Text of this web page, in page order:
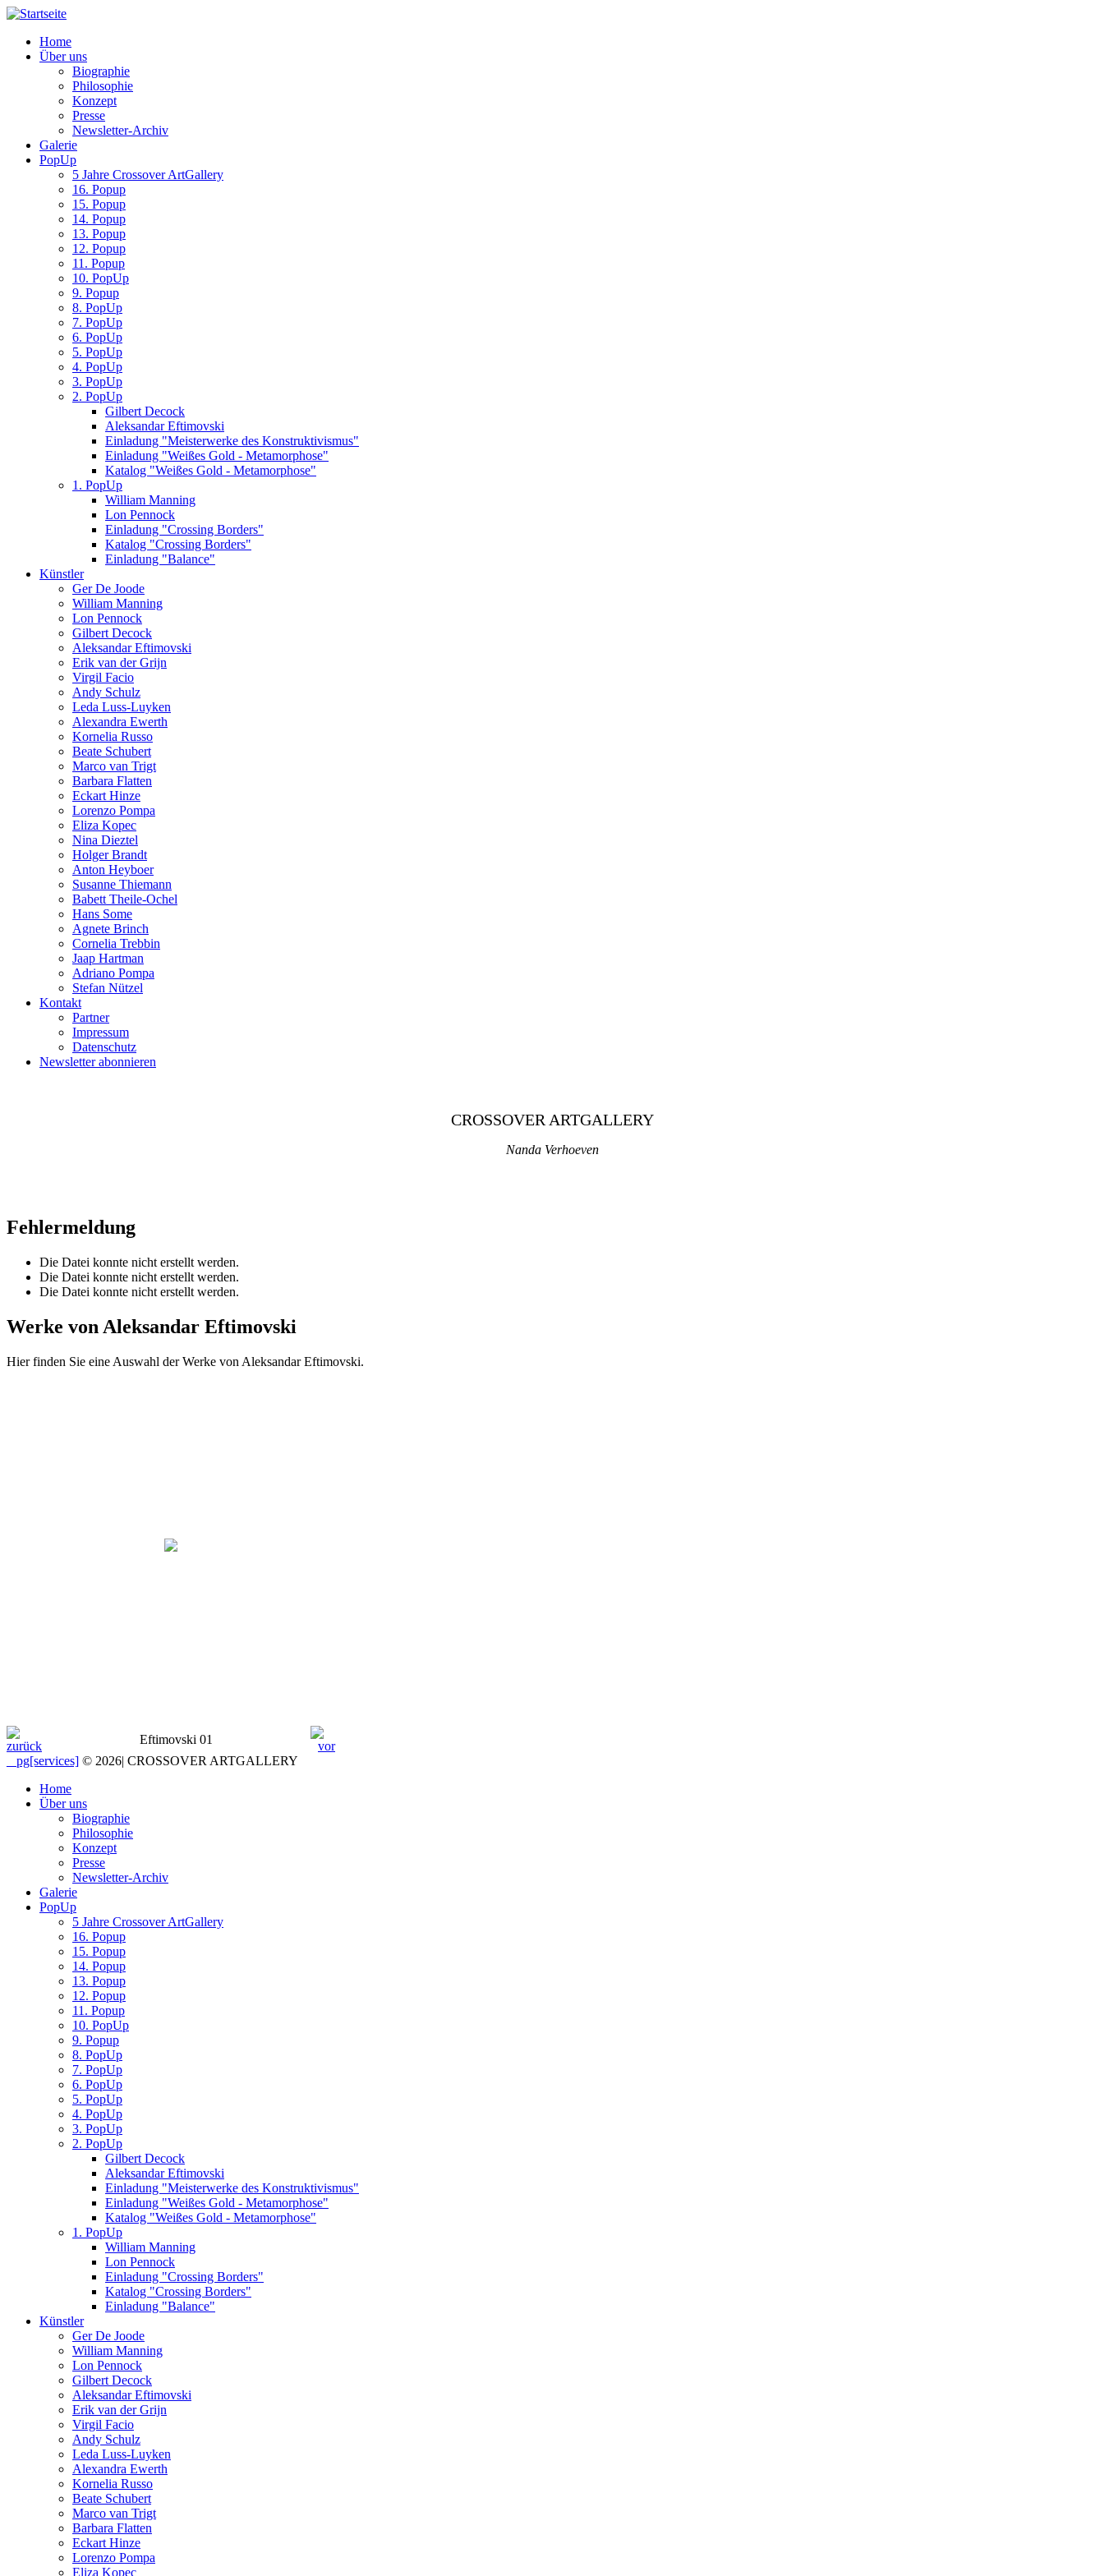
Home
Über uns
Biographie
Philosophie
Konzept
Presse
Newsletter-Archiv
Galerie
PopUp
5 Jahre Crossover ArtGallery
16. Popup
15. Popup
14. Popup
13. Popup
12. Popup
11. Popup
10. PopUp
9. Popup
8. PopUp
7. PopUp
6. PopUp
5. PopUp
4. PopUp
3. PopUp
2. PopUp
Gilbert Decock
Aleksandar Eftimovski
Einladung "Meisterwerke des Konstruktivismus"
Einladung "Weißes Gold - Metamorphose"
Katalog "Weißes Gold - Metamorphose"
1. PopUp
William Manning
Lon Pennock
Einladung "Crossing Borders"
Katalog "Crossing Borders"
Einladung "Balance"
Künstler
Ger De Joode
William Manning
Lon Pennock
Gilbert Decock
Aleksandar Eftimovski
Erik van der Grijn
Virgil Facio
Andy Schulz
Leda Luss-Luyken
Alexandra Ewerth
Kornelia Russo
Beate Schubert
Marco van Trigt
Barbara Flatten
Eckart Hinze
Lorenzo Pompa
Eliza Kopec
Nina Dieztel
Holger Brandt
Anton Heyboer
Susanne Thiemann
Babett Theile-Ochel
Hans Some
Agnete Brinch
Cornelia Trebbin
Jaap Hartman
Adriano Pompa
Stefan Nützel
Kontakt
Partner
Impressum
Datenschutz
Newsletter abonnieren
CROSSOVER ARTGALLERY
Nanda Verhoeven
Fehlermeldung
Die Datei konnte nicht erstellt werden.
Die Datei konnte nicht erstellt werden.
Die Datei konnte nicht erstellt werden.
Werke von Aleksandar Eftimovski
Hier finden Sie eine Auswahl der Werke von Aleksandar Eftimovski.
Eftimovski 01
_ pg[services] © 2026| CROSSOVER ARTGALLERY
Home
Über uns
Biographie
Philosophie
Konzept
Presse
Newsletter-Archiv
Galerie
PopUp
5 Jahre Crossover ArtGallery
16. Popup
15. Popup
14. Popup
13. Popup
12. Popup
11. Popup
10. PopUp
9. Popup
8. PopUp
7. PopUp
6. PopUp
5. PopUp
4. PopUp
3. PopUp
2. PopUp
Gilbert Decock
Aleksandar Eftimovski
Einladung "Meisterwerke des Konstruktivismus"
Einladung "Weißes Gold - Metamorphose"
Katalog "Weißes Gold - Metamorphose"
1. PopUp
William Manning
Lon Pennock
Einladung "Crossing Borders"
Katalog "Crossing Borders"
Einladung "Balance"
Künstler
Ger De Joode
William Manning
Lon Pennock
Gilbert Decock
Aleksandar Eftimovski
Erik van der Grijn
Virgil Facio
Andy Schulz
Leda Luss-Luyken
Alexandra Ewerth
Kornelia Russo
Beate Schubert
Marco van Trigt
Barbara Flatten
Eckart Hinze
Lorenzo Pompa
Eliza Kopec